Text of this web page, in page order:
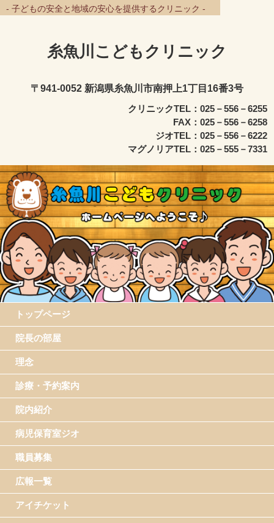
- 子どもの安全と地域の安心を提供するクリニック -
糸魚川こどもクリニック
〒941-0052 新潟県糸魚川市南押上1丁目16番3号
クリニックTEL：025－556－6255
FAX：025－556－6258
ジオTEL：025－556－6222
マグノリアTEL：025－555－7331
トップページ
院長の部屋
理念
診療・予約案内
院内紹介
病児保育室ジオ
職員募集
広報一覧
アイチケット